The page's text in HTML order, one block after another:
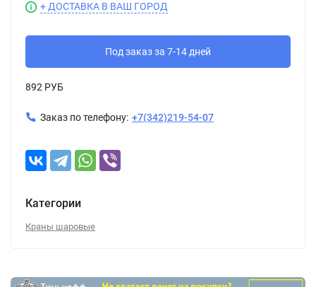
+ ДОСТАВКА В ВАШ ГОРОД
Под заказ за 7-14 дней
892 РУБ
Заказ по телефону: +7(342)219-54-07
Категории
Краны шаровые